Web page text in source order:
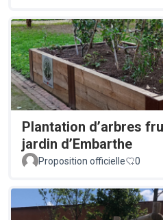
Plantation d’arbres
jardin d’Embarthe
Proposition officielle 0